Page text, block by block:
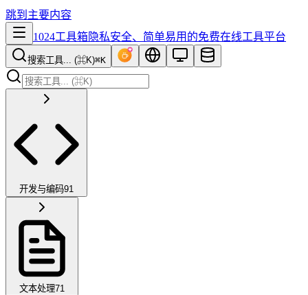
跳到主要内容
1024工具箱隐私安全、简单易用的免费在线工具平台
搜索工具... (⌘K)⌘K
开发与编码91
文本处理71